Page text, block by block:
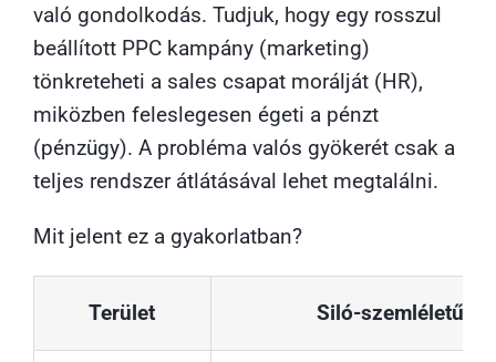
való gondolkodás. Tudjuk, hogy egy rosszul
beállított PPC kampány (marketing)
tönkreteheti a sales csapat morálját (HR),
miközben feleslegesen égeti a pénzt
(pénzügy). A probléma valós gyökerét csak a
teljes rendszer átlátásával lehet megtalálni.
Mit jelent ez a gyakorlatban?
Terület Siló-szemléletű